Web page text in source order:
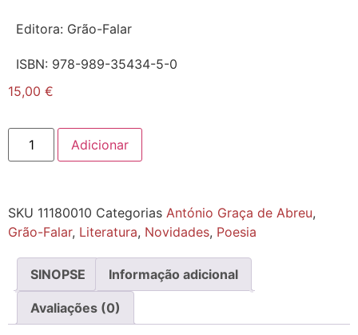
Editora: Grão-Falar
ISBN: 978-989-35434-5-0
15,00 €
Adicionar
SKU 11180010 Categorias António Graça de Abreu,
Grão-Falar, Literatura, Novidades, Poesia
SINOPSE Informação adicional
Avaliações (0)